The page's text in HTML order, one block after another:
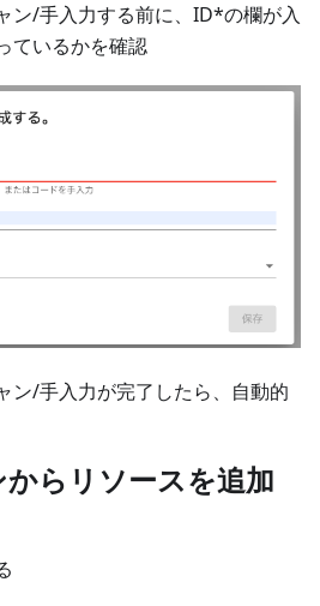
ン/手入力する前に、ID*の欄が入
ているかを確認
ン/手入力が完了したら、自動的
からリソースを追加